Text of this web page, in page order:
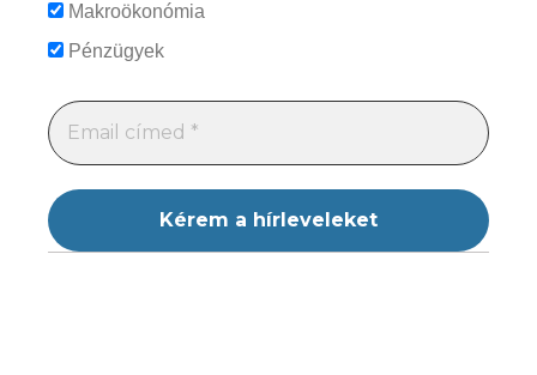
Makroökonómia
Pénzügyek